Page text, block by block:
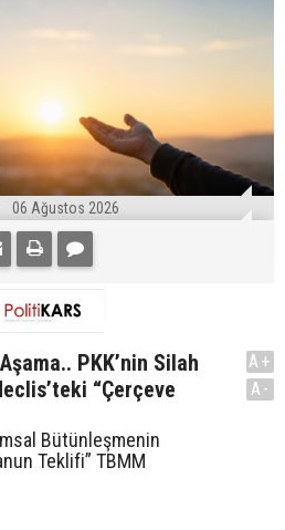
06 Ağustos 2026
PKK’nin Silah
“Çerçeve
Bütünleşmenin
Teklifi” TBMM
A+
A-